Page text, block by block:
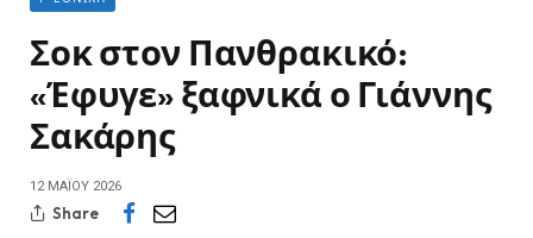
Σοκ στον Πανθρακικό:
«Έφυγε» ξαφνικά ο Γιάννης
Σακάρης
12 ΜΑΪ́ΟΥ 2026
Share